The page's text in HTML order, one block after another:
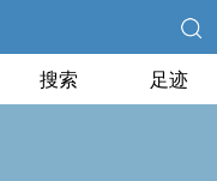
搜索 足迹